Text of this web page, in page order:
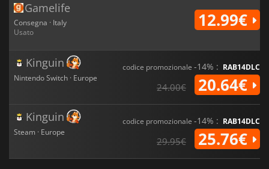
Gamelife
Consegna · Italy
Usato
12.99€
Kinguin
Nintendo Switch · Europe
codice promozionale -14% : RAB14DLC
24.00€ 20.64€
Kinguin
Steam · Europe
codice promozionale -14% : RAB14DLC
29.95€ 25.76€